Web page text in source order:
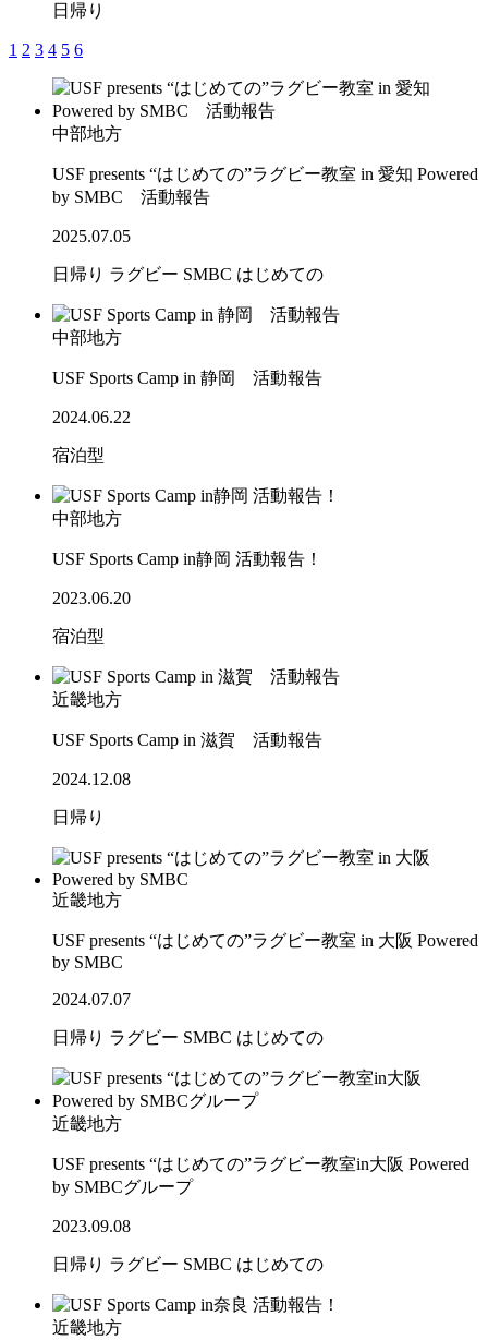
日帰り
1 2 3 4 5 6
中部地方
USF presents “はじめての”ラグビー教室 in 愛知 Powered
by SMBC 活動報告
2025.07.05
日帰り ラグビー SMBC はじめての
中部地方
USF Sports Camp in 静岡 活動報告
2024.06.22
宿泊型
中部地方
USF Sports Camp in静岡 活動報告！
2023.06.20
宿泊型
近畿地方
USF Sports Camp in 滋賀 活動報告
2024.12.08
日帰り
近畿地方
USF presents “はじめての”ラグビー教室 in 大阪 Powered
by SMBC
2024.07.07
日帰り ラグビー SMBC はじめての
近畿地方
USF presents “はじめての”ラグビー教室in大阪 Powered
by SMBCグループ
2023.09.08
日帰り ラグビー SMBC はじめての
近畿地方